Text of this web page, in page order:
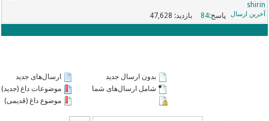
shirin
84
ارسال‌های جدید
موضوعات داغ (جدید)
موضوع داغ (قدیمی)
بدون ارسال جدید
شامل ارسال‌های شما